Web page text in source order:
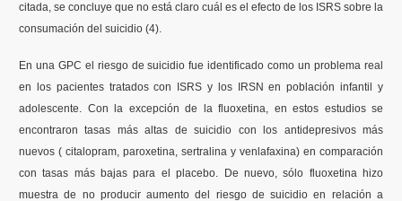
citada, se concluye que no está claro cuál es el efecto de los ISRS sobre la
consumación del suicidio (4).
En una GPC el riesgo de suicidio fue identificado como un problema real
en los pacientes tratados con ISRS y los IRSN en población infantil y
adolescente. Con la excepción de la fluoxetina, en estos estudios se
encontraron tasas más altas de suicidio con los antidepresivos más
nuevos ( citalopram, paroxetina, sertralina y venlafaxina) en comparación
con tasas más bajas para el placebo. De nuevo, sólo fluoxetina hizo
muestra de no producir aumento del riesgo de suicidio en relación a